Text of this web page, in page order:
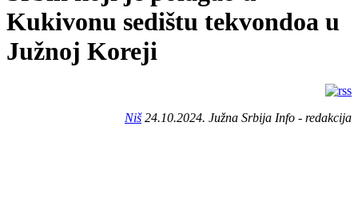
Kukivonu sedištu tekvondoa u
Južnoj Koreji
Niš24.10.2024. Južna Srbija Info - redakcija